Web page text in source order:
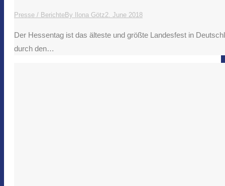
Presse / BerichteBy Ilona Götz2. June 2018
Der Hessentag ist das älteste und größte Landesfest in
durch den…